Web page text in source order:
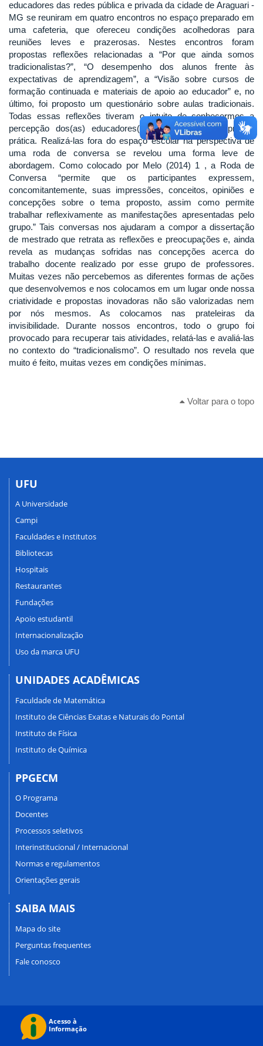
educadores das redes pública e privada da cidade de Araguari -
MG se reuniram em quatro encontros no espaço preparado em
uma cafeteria, que ofereceu condições acolhedoras para
reuniões leves e prazerosas. Nestes encontros foram
propostas reflexões relacionadas a “Por que ainda somos
tradicionalistas?”, “O desempenho dos alunos frente às
expectativas de aprendizagem”, a “Visão sobre cursos de
formação continuada e materiais de apoio ao educador” e, no
último, foi proposto um questionário sobre aulas tradicionais.
Todas essas reflexões tiveram o intuito de conhecermos a
percepção dos(as) educadores(as) acerca de sua própria
prática. Realizá-las fora do espaço escolar na perspectiva de
uma roda de conversa se revelou uma forma leve de
abordagem. Como colocado por Melo (2014) 1 , a Roda de
Conversa “permite que os participantes expressem,
concomitantemente, suas impressões, conceitos, opiniões e
concepções sobre o tema proposto, assim como permite
trabalhar reflexivamente as manifestações apresentadas pelo
grupo.” Tais conversas nos ajudaram a compor a dissertação
de mestrado que retrata as reflexões e preocupações e, ainda
revela as mudanças sofridas nas concepções acerca do
trabalho docente realizado por esse grupo de professores.
Muitas vezes não percebemos as diferentes formas de ações
que desenvolvemos e nos colocamos em um lugar onde nossa
criatividade e propostas inovadoras não são valorizadas nem
por nós mesmos. As colocamos nas prateleiras da
invisibilidade. Durante nossos encontros, todo o grupo foi
provocado para recuperar tais atividades, relatá-las e avaliá-las
no contexto do “tradicionalismo”. O resultado nos revela que
muito é feito, muitas vezes em condições mínimas.
Voltar para o topo
UFU
A Universidade
Campi
Faculdades e Institutos
Bibliotecas
Hospitais
Restaurantes
Fundações
Apoio estudantil
Internacionalização
Uso da marca UFU
UNIDADES ACADÊMICAS
Faculdade de Matemática
Instituto de Ciências Exatas e Naturais do Pontal
Instituto de Física
Instituto de Química
PPGECM
O Programa
Docentes
Processos seletivos
Interinstitucional / Internacional
Normas e regulamentos
Orientações gerais
SAIBA MAIS
Mapa do site
Perguntas frequentes
Fale conosco